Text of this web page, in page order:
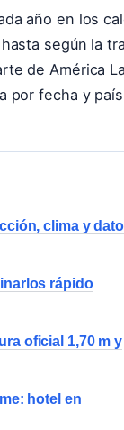
año en los
según la
de América
por fecha y
clima y
rápido
oficial 1,70 m y
hotel en